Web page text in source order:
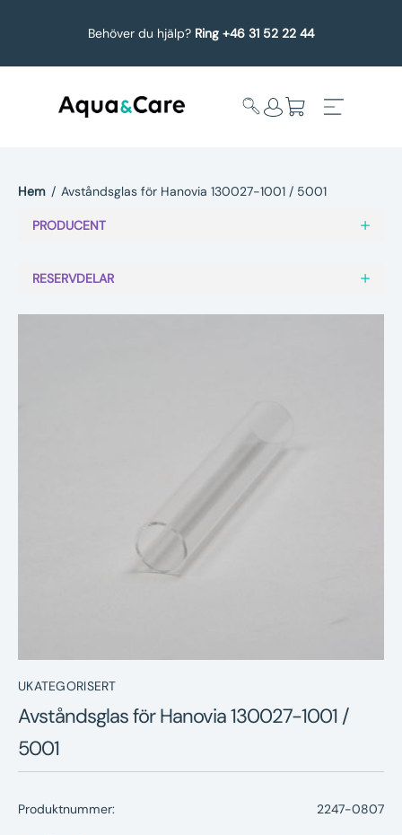
Behöver du hjälp? Ring +46 31 52 22 44
undermeny
Service
Underhållstips
Kontakt
Hem / Avståndsglas för Hanovia 130027-1001 / 5001
PRODUCENT
RESERVDELAR
UKATEGORISERT
Avståndsglas för Hanovia 130027-1001 /
5001
Produktnummer: 2247-0807